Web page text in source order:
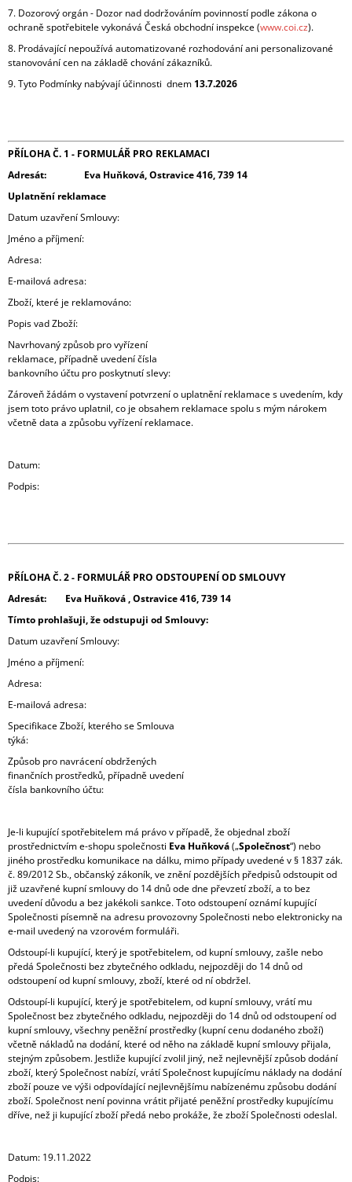
7. Dozorový orgán - Dozor nad dodržováním povinností podle zákona o
ochraně spotřebitele vykonává Česká obchodní inspekce (www.coi.cz).
8. Prodávající nepoužívá automatizované rozhodování ani personalizované
stanovování cen na základě chování zákazníků.
9. Tyto Podmínky nabývají účinnosti dnem 13.7.2026
PŘÍLOHA Č. 1 - FORMULÁŘ PRO REKLAMACI
Adresát:
Eva Huňková, Ostravice 416, 739 14
Uplatnění reklamace
Datum uzavření Smlouvy:
Jméno a příjmení:
Adresa:
E-mailová adresa:
Zboží, které je reklamováno:
Popis vad Zboží:
Navrhovaný způsob pro vyřízení
reklamace, případně uvedení čísla
bankovního účtu pro poskytnutí slevy:
Zároveň žádám o vystavení potvrzení o uplatnění reklamace s uvedením, kdy
jsem toto právo uplatnil, co je obsahem reklamace spolu s mým nárokem
včetně data a způsobu vyřízení reklamace.
Datum:
Podpis:
PŘÍLOHA Č. 2 - FORMULÁŘ PRO ODSTOUPENÍ OD SMLOUVY
Adresát:
Eva Huňková , Ostravice 416, 739 14
Tímto prohlašuji, že odstupuji od Smlouvy:
Datum uzavření Smlouvy:
Jméno a příjmení:
Adresa:
E-mailová adresa:
Specifikace Zboží, kterého se Smlouva
týká:
Způsob pro navrácení obdržených
finančních prostředků, případně uvedení
čísla bankovního účtu:
Je-li kupující spotřebitelem má právo v případě, že objednal zboží
prostřednictvím e-shopu společnosti Eva Huňková(„Společnost“) nebo
jiného prostředku komunikace na dálku, mimo případy uvedené v § 1837 zák.
č. 89/2012 Sb., občanský zákoník, ve znění pozdějších předpisů odstoupit od
již uzavřené kupní smlouvy do 14 dnů ode dne převzetí zboží, a to bez
uvedení důvodu a bez jakékoli sankce. Toto odstoupení oznámí kupující
Společnosti písemně na adresu provozovny Společnosti nebo elektronicky na
e-mail uvedený na vzorovém formuláři.
Odstoupí-li kupující, který je spotřebitelem, od kupní smlouvy, zašle nebo
předá Společnosti bez zbytečného odkladu, nejpozději do 14 dnů od
odstoupení od kupní smlouvy, zboží, které od ní obdržel.
Odstoupí-li kupující, který je spotřebitelem, od kupní smlouvy, vrátí mu
Společnost bez zbytečného odkladu, nejpozději do 14 dnů od odstoupení od
kupní smlouvy, všechny peněžní prostředky (kupní cenu dodaného zboží)
včetně nákladů na dodání, které od něho na základě kupní smlouvy přijala,
stejným způsobem. Jestliže kupující zvolil jiný, než nejlevnější způsob dodání
zboží, který Společnost nabízí, vrátí Společnost kupujícímu náklady na dodání
zboží pouze ve výši odpovídající nejlevnějšímu nabízenému způsobu dodání
zboží. Společnost není povinna vrátit přijaté peněžní prostředky kupujícímu
dříve, než ji kupující zboží předá nebo prokáže, že zboží Společnosti odeslal.
Datum: 19.11.2022
Podpis: